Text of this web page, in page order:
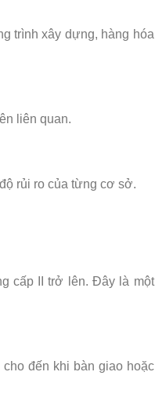
trình xây dựng, hàng hóa
liên quan.
rủi ro của từng cơ sở.
cấp II trở lên. Đây là một
đến khi bàn giao hoặc